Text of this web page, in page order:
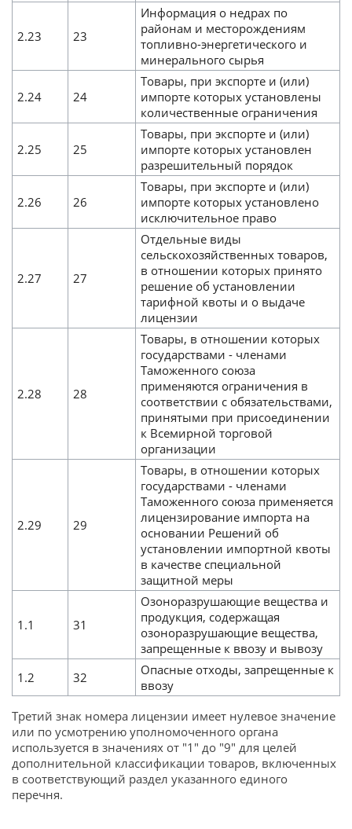
2.23 23
Информация о недрах по
районам и месторождениям
топливно-энергетического и
минерального сырья
2.24 24
Товары, при экспорте и (или)
импорте которых установлены
количественные ограничения
2.25 25
Товары, при экспорте и (или)
импорте которых установлен
разрешительный порядок
2.26 26
Товары, при экспорте и (или)
импорте которых установлено
исключительное право
2.27 27
Отдельные виды
сельскохозяйственных товаров,
в отношении которых принято
решение об установлении
тарифной квоты и о выдаче
лицензии
2.28 28
Товары, в отношении которых
государствами - членами
Таможенного союза
применяются ограничения в
соответствии с обязательствами,
принятыми при присоединении
к Всемирной торговой
организации
2.29 29
Товары, в отношении которых
государствами - членами
Таможенного союза применяется
лицензирование импорта на
основании Решений об
установлении импортной квоты
в качестве специальной
защитной меры
1.1 31
Озоноразрушающие вещества и
продукция, содержащая
озоноразрушающие вещества,
запрещенные к ввозу и вывозу
1.2
32
Опасные отходы, запрещенные к
ввозу
Третий знак номера лицензии имеет нулевое значение
или по усмотрению уполномоченного органа
используется в значениях от "1" до "9" для целей
дополнительной классификации товаров, включенных
в соответствующий раздел указанного единого
перечня.